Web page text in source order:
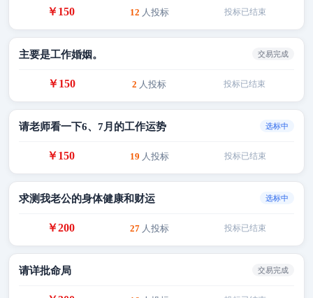
￥150 12 人投标 投标已结束
主要是工作婚姻。 交易完成
￥150 2 人投标 投标已结束
请老师看一下6、7月的工作运势 选标中
￥150 19 人投标 投标已结束
求测我老公的身体健康和财运 选标中
￥200 27人投标 投标已结束
请详批命局 交易完成